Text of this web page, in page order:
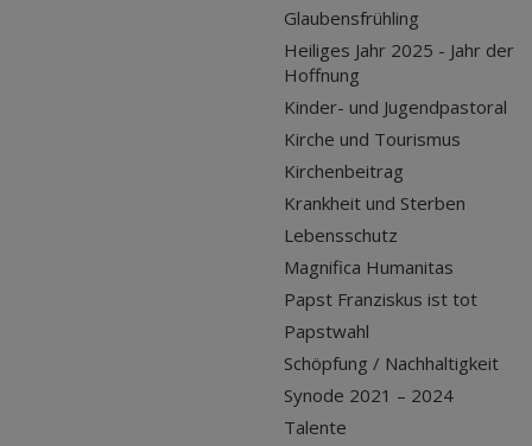
Glaubensfrühling
Heiliges Jahr 2025 - Jahr der
Hoffnung
Kinder- und Jugendpastoral
Kirche und Tourismus
Kirchenbeitrag
Krankheit und Sterben
Lebensschutz
Magnifica Humanitas
Papst Franziskus ist tot
Papstwahl
Schöpfung / Nachhaltigkeit
Synode 2021 – 2024
Talente